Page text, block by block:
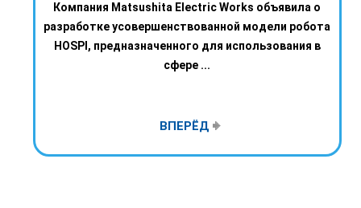
Компания Matsushita Electric Works объявила о
разработке усовершенствованной модели робота
HOSPI, предназначенного для использования в
сфере ...
ВПЕРЁД